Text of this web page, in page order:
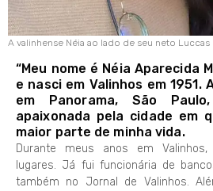
A valinhense Néia ao lado de seu neto Luccas
“Meu nome é Néia Aparecida
e nasci em Valinhos em 1951.
em Panorama, São
apaixonada pela cidade em
maior parte de minha vida.
Durante meus anos em
lugares. Já fui funcionária de
também no Jornal de Valinhos.